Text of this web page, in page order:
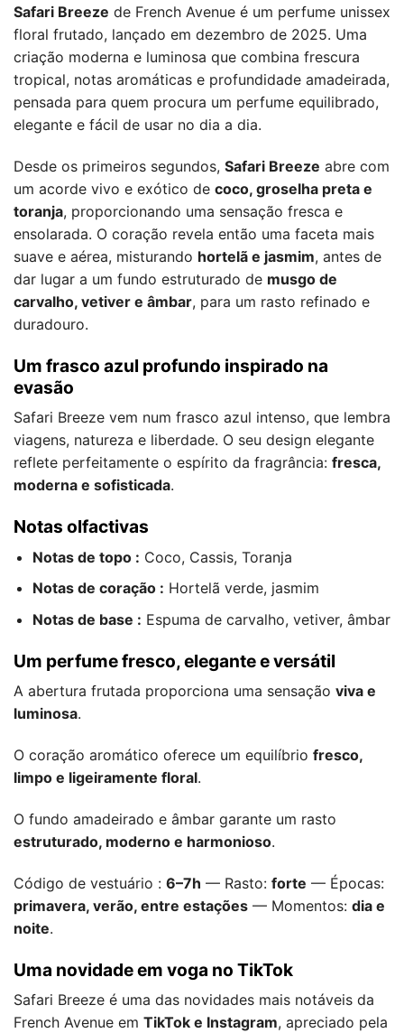
Safari Breeze de French Avenue é um perfume unissex
floral frutado, lançado em dezembro de 2025. Uma
criação moderna e luminosa que combina frescura
tropical, notas aromáticas e profundidade amadeirada,
pensada para quem procura um perfume equilibrado,
elegante e fácil de usar no dia a dia.
Desde os primeiros segundos, Safari Breeze abre com
um acorde vivo e exótico de coco, groselha preta e
toranja, proporcionando uma sensação fresca e
ensolarada. O coração revela então uma faceta mais
suave e aérea, misturando hortelã e jasmim, antes de
dar lugar a um fundo estruturado de musgo de
carvalho, vetiver e âmbar, para um rasto refinado e
duradouro.
Um frasco azul profundo inspirado na
evasão
Safari Breeze vem num frasco azul intenso, que lembra
viagens, natureza e liberdade. O seu design elegante
reflete perfeitamente o espírito da fragrância: fresca,
moderna e sofisticada.
Notas olfactivas
Notas de topo : Coco, Cassis, Toranja
Notas de coração : Hortelã verde, jasmim
Notas de base : Espuma de carvalho, vetiver, âmbar
Um perfume fresco, elegante e versátil
A abertura frutada proporciona uma sensação viva e
luminosa.
O coração aromático oferece um equilíbrio fresco,
limpo e ligeiramente floral.
O fundo amadeirado e âmbar garante um rasto
estruturado, moderno e harmonioso.
Código de vestuário : 6–7h — Rasto: forte — Épocas:
primavera, verão, entre estações — Momentos: dia e
noite.
Uma novidade em voga no TikTok
Safari Breeze é uma das novidades mais notáveis da
French Avenue em TikTok e Instagram, apreciado pela